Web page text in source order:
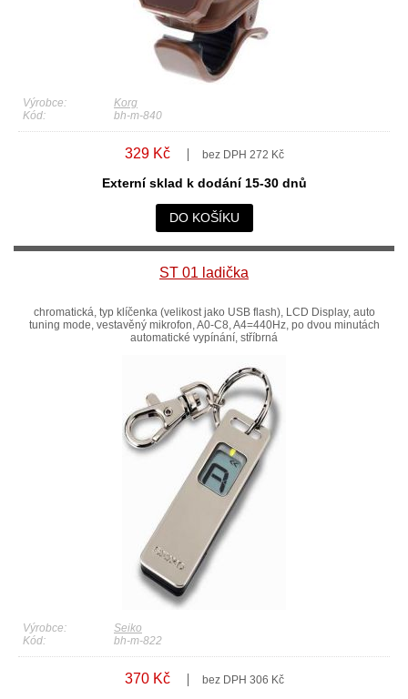
Výrobce:
Korg
Kód:
bh-m-840
329 Kč bez DPH 272 Kč
Externí sklad k dodání 15-30 dnů
DO KOŠÍKU
ST 01 ladička
chromatická, typ klíčenka (velikost jako USB flash), LCD Display, auto
tuning mode, vestavěný mikrofon, A0-C8, A4=440Hz, po dvou minutách
automatické vypínání, stříbrná
Výrobce:
Seiko
Kód:
bh-m-822
370 Kč bez DPH 306 Kč